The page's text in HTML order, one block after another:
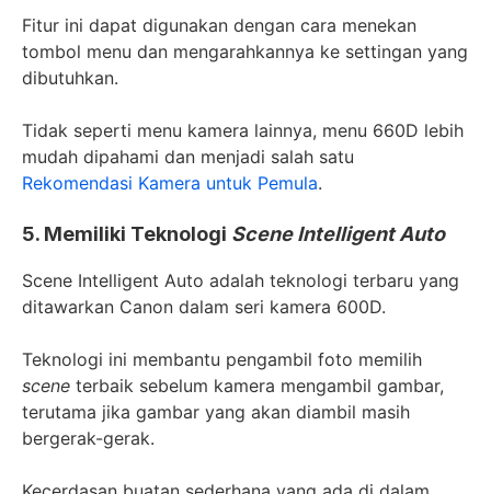
Fitur ini dapat digunakan dengan cara menekan
tombol menu dan mengarahkannya ke settingan yang
dibutuhkan.
Tidak seperti menu kamera lainnya, menu 660D lebih
mudah dipahami dan menjadi salah satu
Rekomendasi Kamera untuk Pemula.
5. Memiliki Teknologi Scene Intelligent Auto
Scene Intelligent Auto adalah teknologi terbaru yang
ditawarkan Canon dalam seri kamera 600D.
Teknologi ini membantu pengambil foto memilih
scene terbaik sebelum kamera mengambil gambar,
terutama jika gambar yang akan diambil masih
bergerak-gerak.